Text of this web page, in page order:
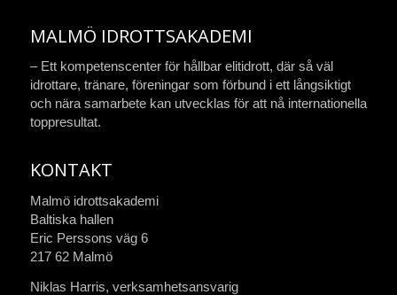
MALMÖ IDROTTSAKADEMI
– Ett kompetenscenter för hållbar elitidrott, där så väl
idrottare, tränare, föreningar som förbund i ett långsiktigt
och nära samarbete kan utvecklas för att nå internationella
toppresultat.
KONTAKT
Malmö idrottsakademi
Baltiska hallen
Eric Perssons väg 6
217 62 Malmö
Niklas Harris, verksamhetsansvarig